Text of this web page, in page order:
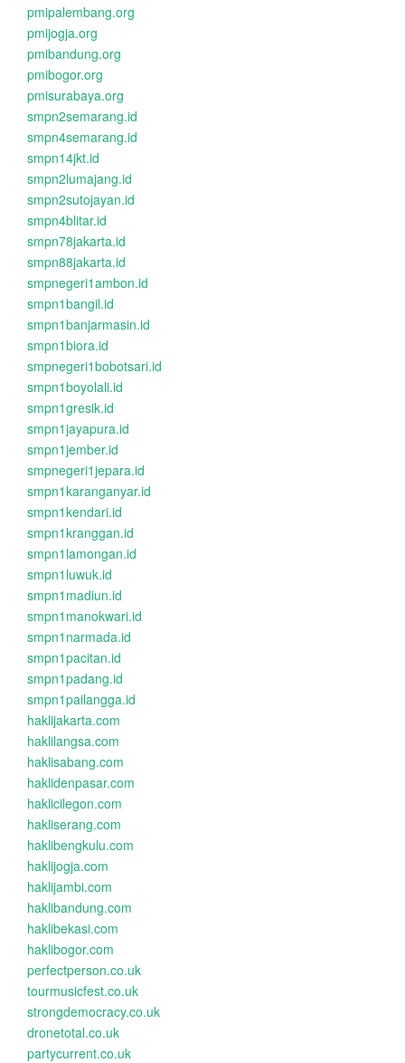
pmipalembang.org
pmijogja.org
pmibandung.org
pmibogor.org
pmisurabaya.org
smpn2semarang.id
smpn4semarang.id
smpn14jkt.id
smpn2lumajang.id
smpn2sutojayan.id
smpn4blitar.id
smpn78jakarta.id
smpn88jakarta.id
smpnegeri1ambon.id
smpn1bangil.id
smpn1banjarmasin.id
smpn1biora.id
smpnegeri1bobotsari.id
smpn1boyolali.id
smpn1gresik.id
smpn1jayapura.id
smpn1jember.id
smpnegeri1jepara.id
smpn1karanganyar.id
smpn1kendari.id
smpn1kranggan.id
smpn1lamongan.id
smpn1luwuk.id
smpn1madiun.id
smpn1manokwari.id
smpn1narmada.id
smpn1pacitan.id
smpn1padang.id
smpn1pailangga.id
haklijakarta.com
haklilangsa.com
haklisabang.com
haklidenpasar.com
haklicilegon.com
hakliserang.com
haklibengkulu.com
haklijogja.com
haklijambi.com
haklibandung.com
haklibekasi.com
haklibogor.com
perfectperson.co.uk
tourmusicfest.co.uk
strongdemocracy.co.uk
dronetotal.co.uk
partycurrent.co.uk